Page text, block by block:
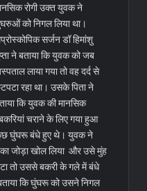
रोगी उक्त युवक ने
को निगल लिया था।
सर्जन डॉ हिमांशु
ने बताया कि युवक को जब
लाया गया तो वह दर्द से
रहा था। उसके पिता ने
कि युवक की मानसिक
चराने के लिए गया हुआ
घुंघरू बंधे हुए थे। युवक ने
जोड़ा खोल लिया और उसे मुंह
तो उससे बकरी के गले में बंधे
कि घुंघरू को उसने निगल